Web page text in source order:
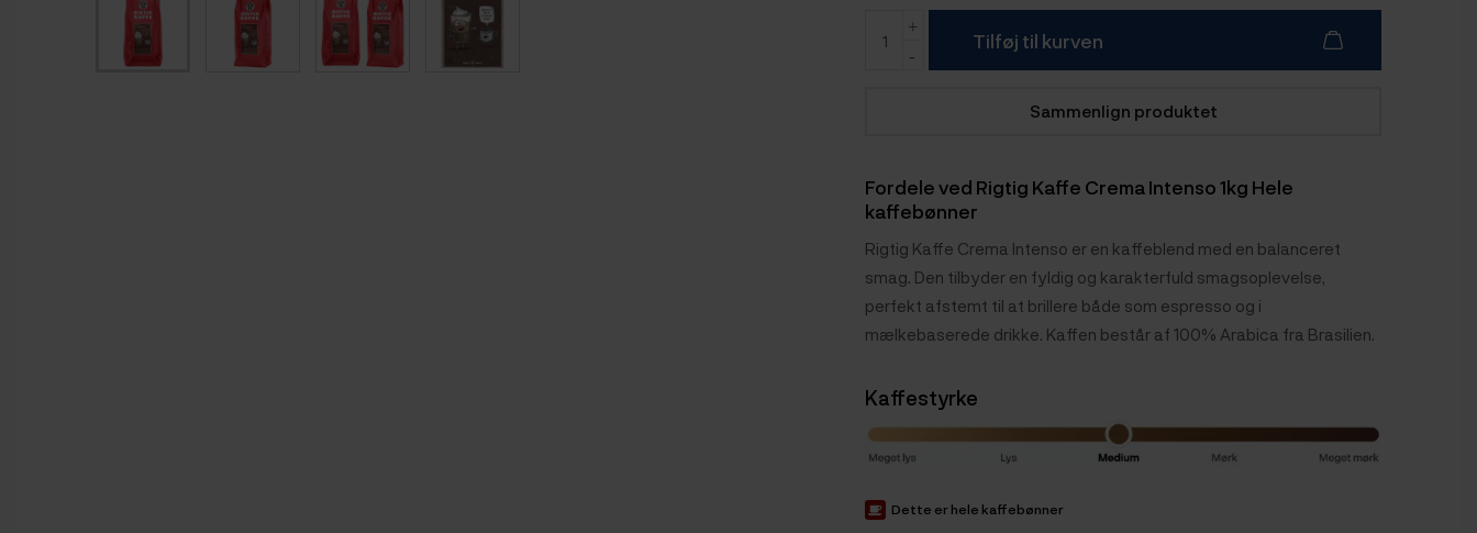
Tilføj til kurven
Sammenlign produktet
Fordele ved Rigtig Kaffe Crema Intenso 1kg Hele
kaffebønner
Rigtig Kaffe Crema Intenso er en kaffeblend med en balanceret
smag. Den tilbyder en fyldig og karakterfuld smagsoplevelse,
perfekt afstemt til at brillere både som espresso og i
mælkebaserede drikke. Kaffen består af 100% Arabica fra Brasilien.
Kaffestyrke
Dette er hele kaffebønner